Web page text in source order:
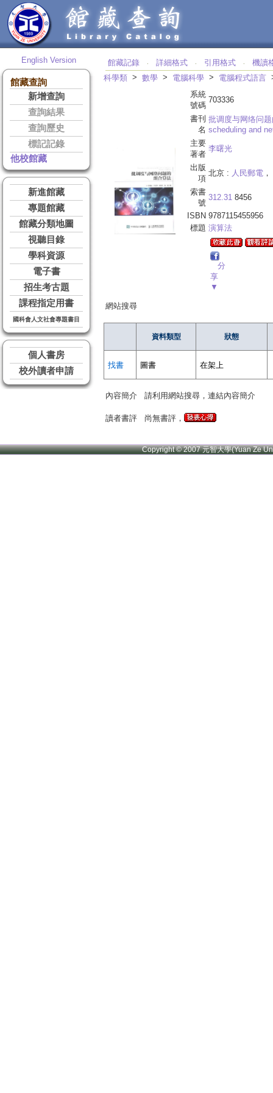
English Version
館藏查詢
新增查詢
查詢結果
查詢歷史
標記記錄
他校館藏
新進館藏
專題館藏
館藏分類地圖
視聽目錄
學科資源
電子書
招生考古題
課程指定用書
國科會人文社會專題書目
個人書房
校外讀者申請
館藏記錄 ‧ 詳細格式 ‧ 引用格式 ‧
機讀
科學類 > 數學 > 電腦科學 > 電腦程式語言
系統
號碼
703336
書刊
名
批调度与网络问
scheduling and
主要
著者
李曙光
出版
項
北京 : 人民郵電
索書
號
312.31 8456
ISBN 9787115455956
標題 演算法
分
享
▼
網站搜尋
資料類型 狀態
找書 圖書 在架上
內容簡介 請利用網站搜尋，連結內容簡介
讀者書評 尚無書評，
Copyright © 2007 元智大學(Yuan Ze